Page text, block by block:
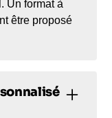
Un format à
être proposé